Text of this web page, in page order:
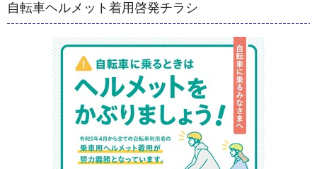
自転車ヘルメット着用啓発チラシ